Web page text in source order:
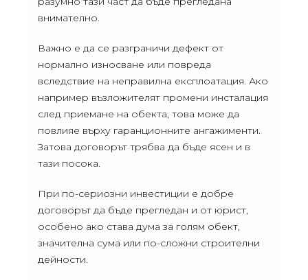
внимателно.
Важно е да се разграничи дефект от
нормално износване или повреда
вследствие на неправилна експлоатация. Ако
например възложителят промени инсталация
след приемане на обекта, това може да
повлияе върху гаранционните ангажименти.
Затова договорът трябва да бъде ясен и в
тази посока.
При по-сериозни инвестиции е добре
договорът да бъде прегледан и от юрист,
особено ако става дума за голям обект,
значителна сума или по-сложни строителни
дейности.